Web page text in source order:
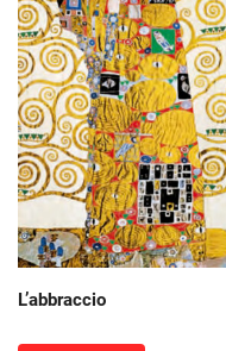
L’abbraccio